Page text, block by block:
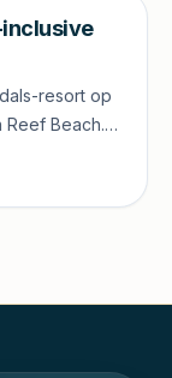
inclusive
resort op
Reef Beach.